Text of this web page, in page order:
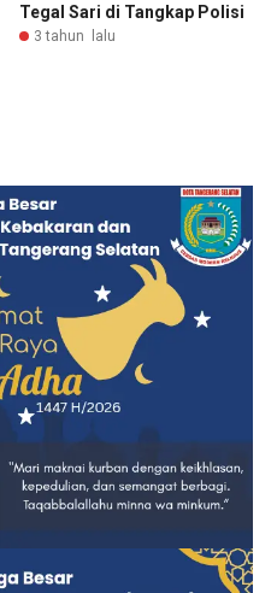
Tegal Sari di Tangkap Polisi
3 tahun lalu